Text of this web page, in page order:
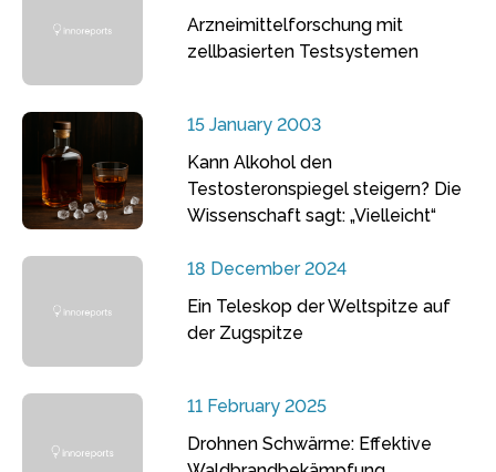
Arzneimittelforschung mit
zellbasierten Testsystemen
15 January 2003
Kann Alkohol den
Testosteronspiegel steigern? Die
Wissenschaft sagt: „Vielleicht“
18 December 2024
Ein Teleskop der Weltspitze auf
der Zugspitze
11 February 2025
Drohnen Schwärme: Effektive